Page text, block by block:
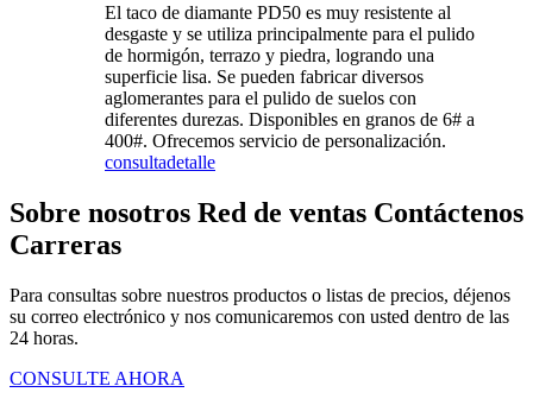
El taco de diamante PD50 es muy resistente al
desgaste y se utiliza principalmente para el pulido
de hormigón, terrazo y piedra, logrando una
superficie lisa. Se pueden fabricar diversos
aglomerantes para el pulido de suelos con
diferentes durezas. Disponibles en granos de 6# a
400#. Ofrecemos servicio de personalización.
consultadetalle
Sobre nosotros Red de ventas Contáctenos
Carreras
Para consultas sobre nuestros productos o listas de precios, déjenos
su correo electrónico y nos comunicaremos con usted dentro de las
24 horas.
CONSULTE AHORA